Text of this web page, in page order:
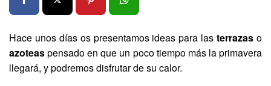
Hace unos días os presentamos ideas para lasterrazas o
azoteaspensado en que un poco tiempo más la primavera
llegará, y podremos disfrutar de su calor.